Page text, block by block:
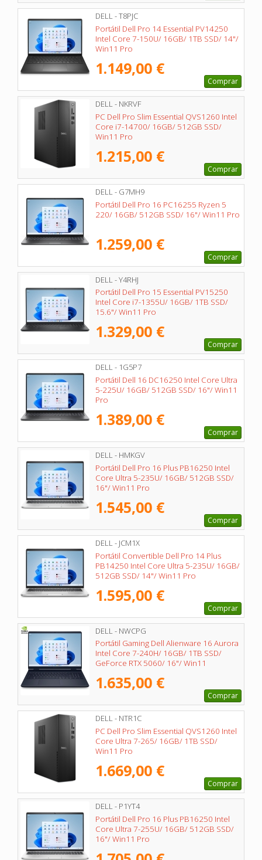
DELL - T8PJC
Portátil Dell Pro 14 Essential PV14250
Intel Core 7-150U/ 16GB/ 1TB SSD/ 14"/
Win11 Pro
1.149,00 €
Comprar
DELL - NKRVF
PC Dell Pro Slim Essential QVS1260 Intel
Core i7-14700/ 16GB/ 512GB SSD/
Win11 Pro
1.215,00 €
Comprar
DELL - G7MH9
Portátil Dell Pro 16 PC16255 Ryzen 5
220/ 16GB/ 512GB SSD/ 16"/ Win11 Pro
1.259,00 €
Comprar
DELL - Y4RHJ
Portátil Dell Pro 15 Essential PV15250
Intel Core i7-1355U/ 16GB/ 1TB SSD/
15.6"/ Win11 Pro
1.329,00 €
Comprar
DELL - 1G5P7
Portátil Dell 16 DC16250 Intel Core Ultra
5-225U/ 16GB/ 512GB SSD/ 16"/ Win11
Pro
1.389,00 €
Comprar
DELL - HMKGV
Portátil Dell Pro 16 Plus PB16250 Intel
Core Ultra 5-235U/ 16GB/ 512GB SSD/
16"/ Win11 Pro
1.545,00 €
Comprar
DELL - JCM1X
Portátil Convertible Dell Pro 14 Plus
PB14250 Intel Core Ultra 5-235U/ 16GB/
512GB SSD/ 14"/ Win11 Pro
1.595,00 €
Comprar
DELL - NWCPG
Portátil Gaming Dell Alienware 16 Aurora
Intel Core 7-240H/ 16GB/ 1TB SSD/
GeForce RTX 5060/ 16"/ Win11
1.635,00 €
Comprar
DELL - NTR1C
PC Dell Pro Slim Essential QVS1260 Intel
Core Ultra 7-265/ 16GB/ 1TB SSD/
Win11 Pro
1.669,00 €
Comprar
DELL - P1YT4
Portátil Dell Pro 16 Plus PB16250 Intel
Core Ultra 7-255U/ 16GB/ 512GB SSD/
16"/ Win11 Pro